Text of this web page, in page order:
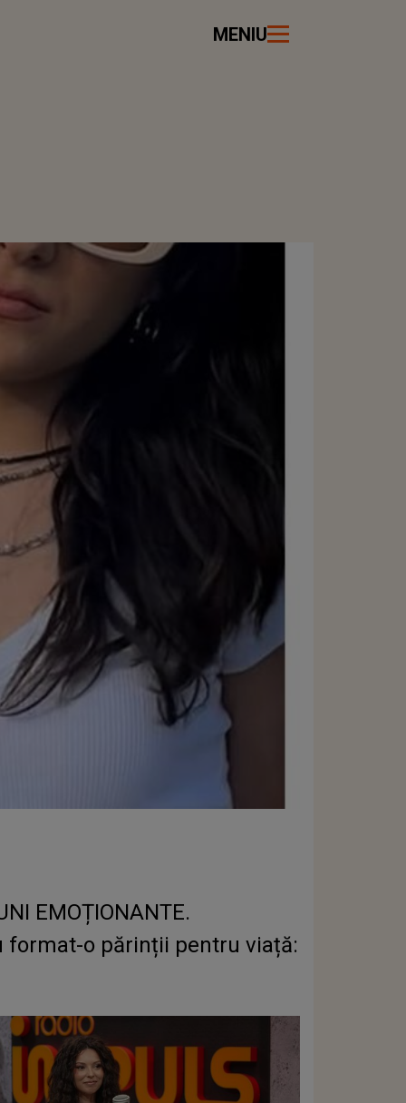
MENIU
EMOȚIONANTE.
format-o părinții pentru viață: